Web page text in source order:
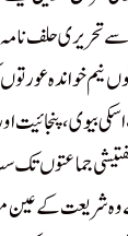
تحریری حلف
نیم خواندہ
بیوی، پنجائیت
تفتیشی جماعتوں
وہ شریعت کے عین